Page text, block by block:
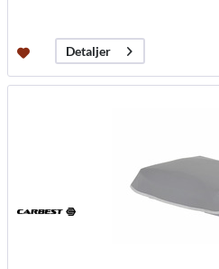
Detaljer